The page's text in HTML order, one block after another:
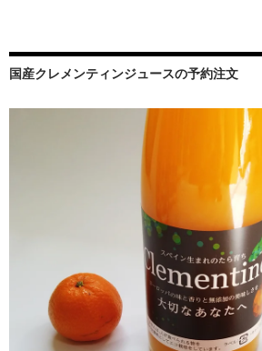
国産クレメンティンジュースの予約注文